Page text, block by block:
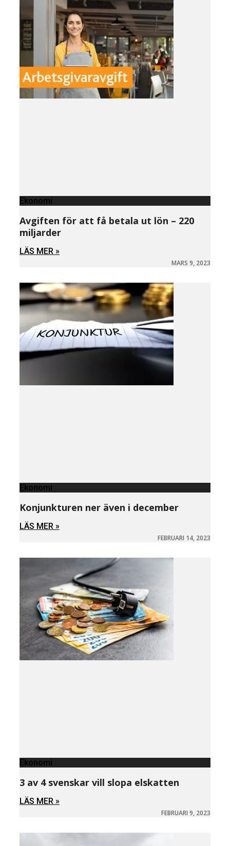
Ekonomi
Avgiften för att få betala ut lön – 220
miljarder
LÄS MER »
MARS 9, 2023
Ekonomi
Konjunkturen ner även i december
LÄS MER »
FEBRUARI 14, 2023
Ekonomi
3 av 4 svenskar vill slopa elskatten
LÄS MER »
FEBRUARI 9, 2023